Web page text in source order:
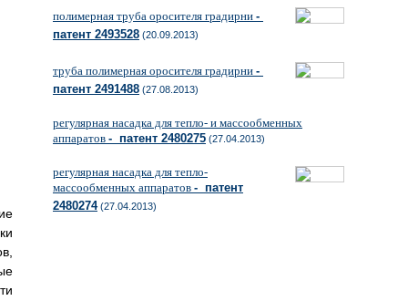
полимерная труба оросителя градирни -
патент 2493528 (20.09.2013)
труба полимерная оросителя градирни -
патент 2491488 (27.08.2013)
регулярная насадка для тепло- и массообменных
аппаратов - патент 2480275 (27.04.2013)
регулярная насадка для тепло-
массообменных аппаратов - патент
2480274(27.04.2013)